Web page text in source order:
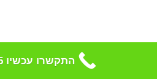
התקשרו עכשיו 077-231-0655